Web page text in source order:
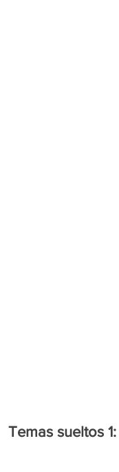
Temas sueltos